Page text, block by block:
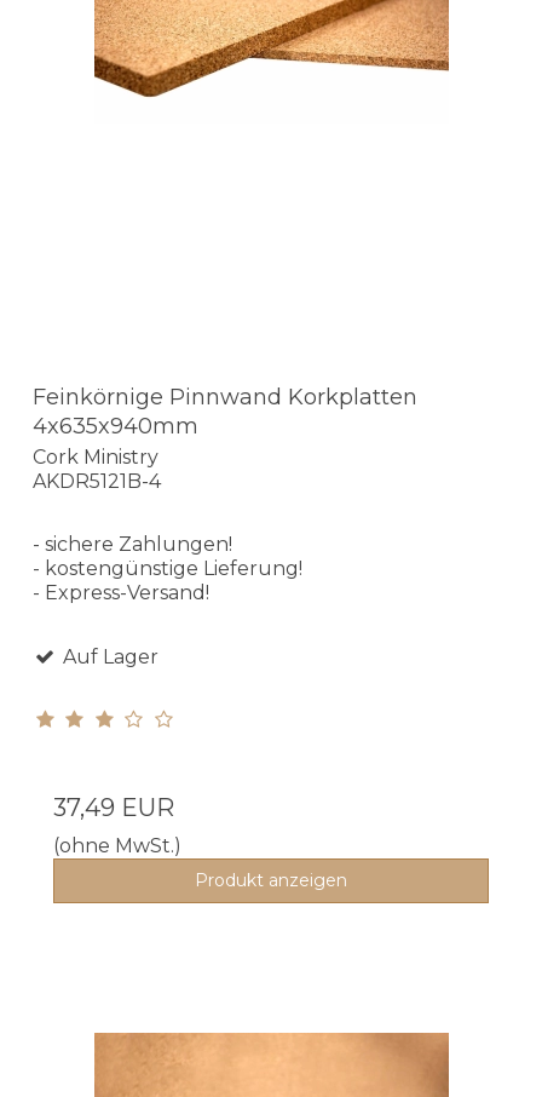
Feinkörnige Pinnwand Korkplatten
4x635x940mm
Cork Ministry
AKDR5121B-4
- sichere Zahlungen!
- kostengünstige Lieferung!
- Express-Versand!
Auf Lager
37,49 EUR
(ohne MwSt.)
Produkt anzeigen